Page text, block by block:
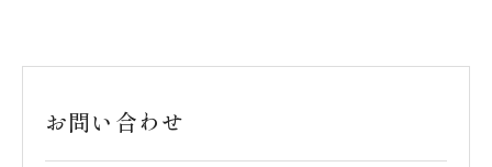
お問い合わせ